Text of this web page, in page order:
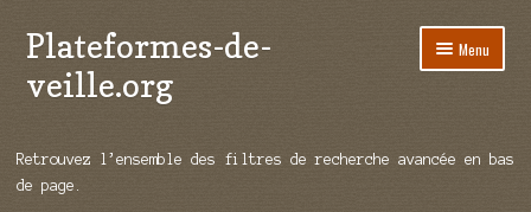
Aller
à
la
Aller
au
contenu
Plateformes-de-
veille.org
Menu
Répertoire d’ouitils
Retrouvez l’ensemble des filtres de recherche avancée en bas
de page.